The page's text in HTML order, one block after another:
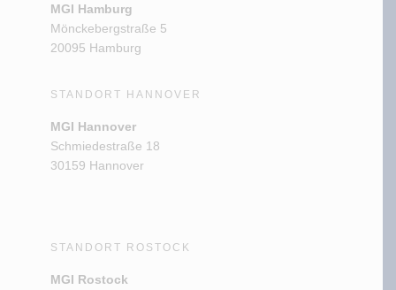
MGI Hamburg
Mönckebergstraße 5
20095 Hamburg
STANDORT HANNOVER
MGI Hannover
Schmiedestraße 18
30159 Hannover
STANDORT ROSTOCK
MGI Rostock